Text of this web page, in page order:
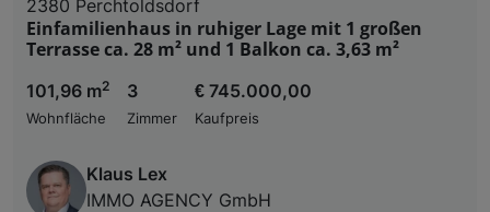
2380 Perchtoldsdorf
Einfamilienhaus in ruhiger Lage mit 1 großen
Terrasse ca. 28 m² und 1 Balkon ca. 3,63 m²
101,96 m2
Wohnfläche
3
Zimmer
€ 745.000,00
Kaufpreis
Klaus Lex
IMMO AGENCY GmbH